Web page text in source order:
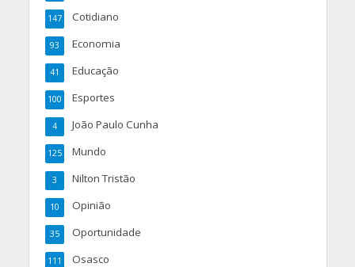
Cotidiano
147
Economia
93
Educação
41
Esportes
100
João Paulo Cunha
4
Mundo
125
Nilton Tristão
3
Opinião
10
Oportunidade
35
Osasco
111